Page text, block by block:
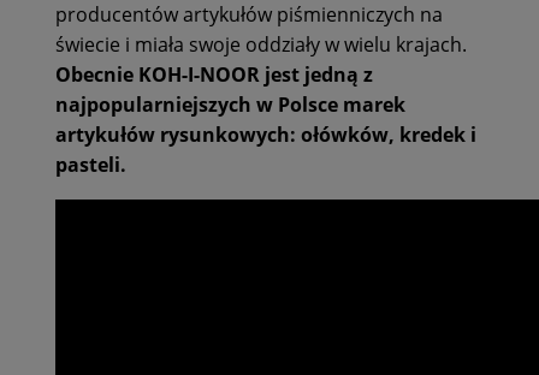
producentów artykułów piśmienniczych na
świecie i miała swoje oddziały w wielu krajach.
Obecnie KOH-I-NOOR jest jedną z
najpopularniejszych w Polsce marek
artykułów rysunkowych: ołówków, kredek i
pasteli.